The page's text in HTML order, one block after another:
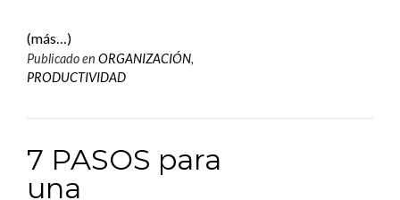
(más…)
Publicado en ORGANIZACIÓN,
PRODUCTIVIDAD
7 PASOS para
una